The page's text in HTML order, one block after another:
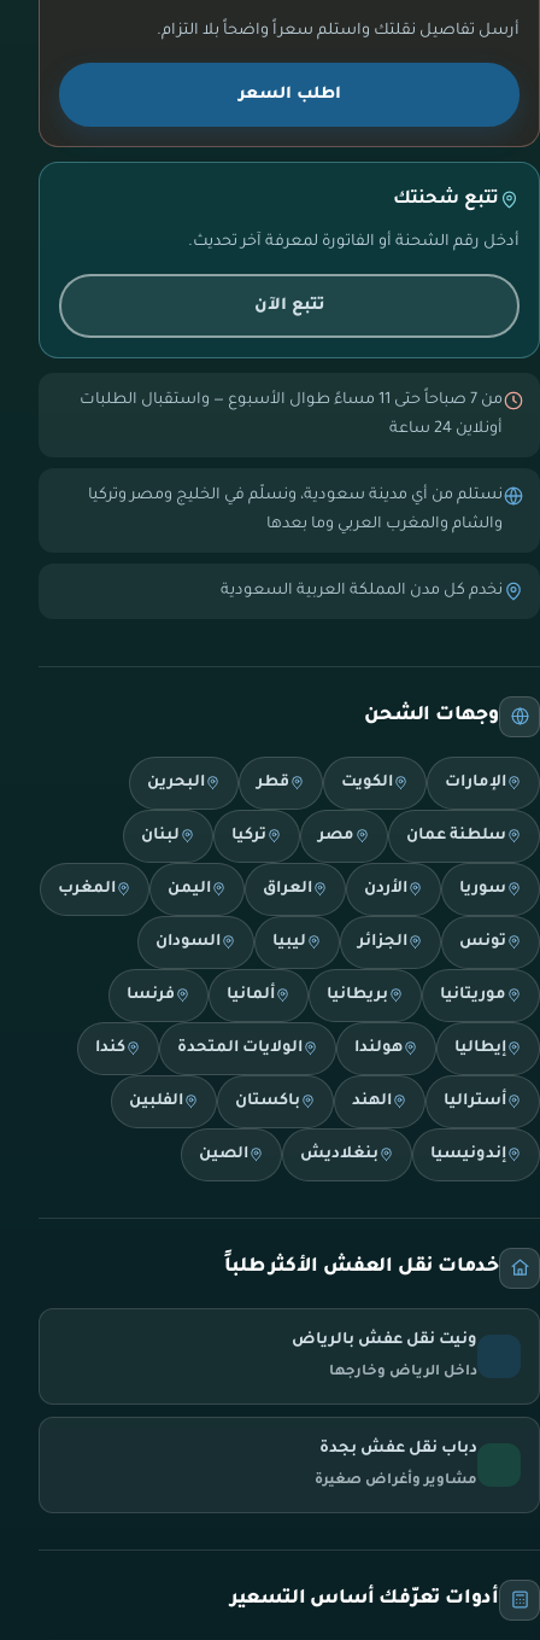
أرسل تفاصيل نقلتك واستلم سعراً واضحاً بلا التزام.
اطلب السعر
تتبع شحنتك
أدخل رقم الشحنة أو الفاتورة لمعرفة آخر تحديث.
تتبع الآن
من 7 صباحاً حتى 11 مساءً طوال الأسبوع — واستقبال الطلبات
أونلاين 24 ساعة
نستلم من أي مدينة سعودية، ونسلّم في الخليج ومصر وتركيا
والشام والمغرب العربي وما بعدها
نخدم كل مدن المملكة العربية السعودية
وجهات الشحن
الإمارات الكويت قطر البحرين
سلطنة عمان مصر تركيا لبنان
سوريا الأردن العراق اليمن المغرب
تونس الجزائر ليبيا السودان
موريتانيا بريطانيا ألمانيا فرنسا
إيطاليا هولندا الولايات المتحدة كندا
أستراليا الهند باكستان الفلبين
إندونيسيا بنغلاديش الصين
خدمات نقل العفش الأكثر طلباً
ونيت نقل عفش بالرياض
داخل الرياض وخارجها
دباب نقل عفش بجدة
مشاوير وأغراض صغيرة
أدوات تعرّفك أساس التسعير